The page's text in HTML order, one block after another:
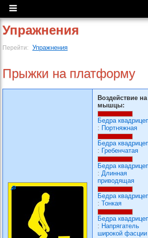
Упражнения
Перейти: Упражнения
Прыжки на платформу
Воздействие на
мышцы:
Бедра
: Портняжная
Бедра
: Гребенчатая
Бедра
: Длинная
приводящая
Бедра
: Тонкая
Бедра
: Напрягатель
широкой фасции